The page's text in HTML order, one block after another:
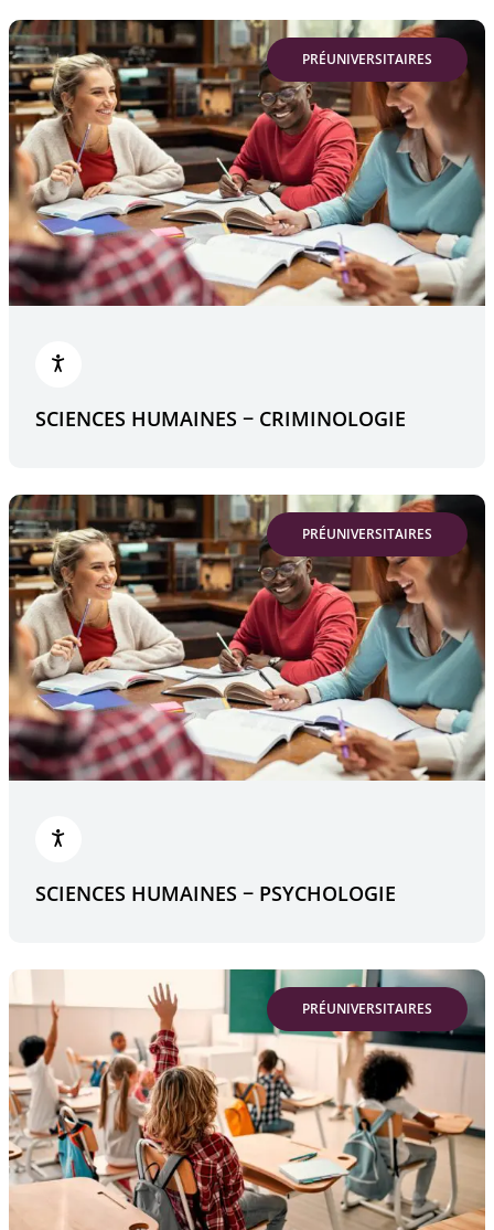
PRÉUNIVERSITAIRES
SCIENCES HUMAINES − CRIMINOLOGIE
PRÉUNIVERSITAIRES
SCIENCES HUMAINES − PSYCHOLOGIE
PRÉUNIVERSITAIRES